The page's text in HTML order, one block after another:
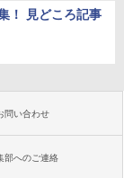
！ 見どころ記事
問い合わせ
部へのご連絡